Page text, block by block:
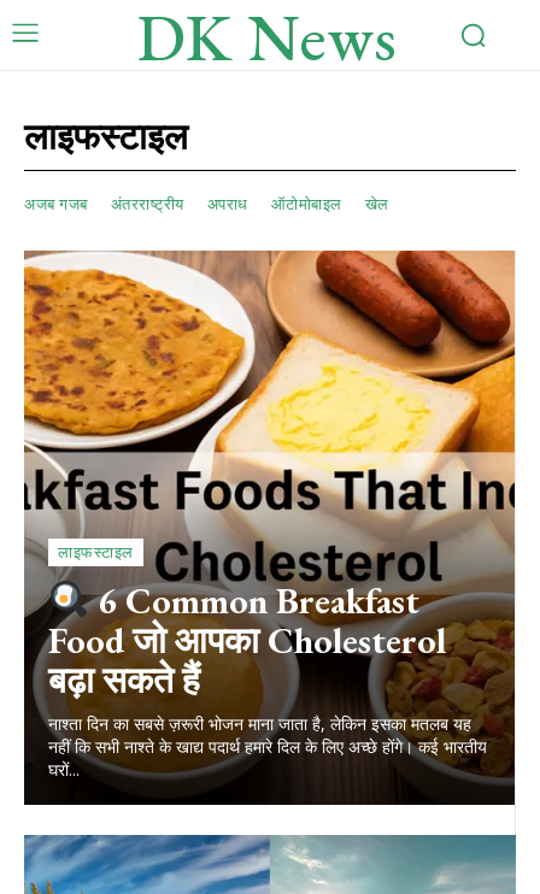
DK News
लाइफस्टाइल
अजब गजब अंतरराष्ट्रीय अपराध ऑटोमोबाइल खेल
लाइफस्टाइल
6 Common Breakfast
Food जो आपका Cholesterol
बढ़ा सकते हैं
नाश्ता दिन का सबसे ज़रूरी भोजन माना जाता है, लेकिन इसका मतलब यह
नहीं कि सभी नाश्ते के खाद्य पदार्थ हमारे दिल के लिए अच्छे होंगे। कई भारतीय
घरों...